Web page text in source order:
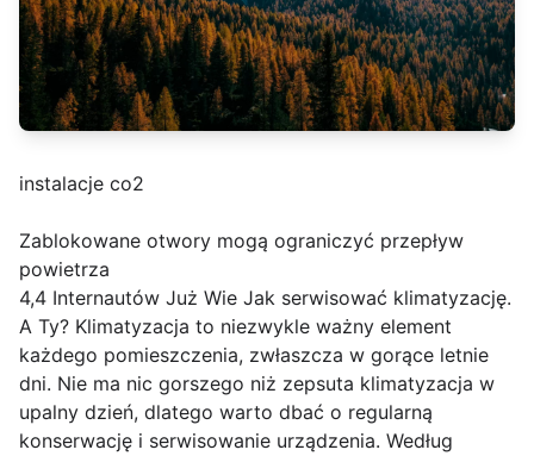
instalacje co2
Zablokowane otwory mogą ograniczyć przepływ
powietrza
4,4 Internautów Już Wie Jak serwisować klimatyzację.
A Ty? Klimatyzacja to niezwykle ważny element
każdego pomieszczenia, zwłaszcza w gorące letnie
dni. Nie ma nic gorszego niż zepsuta klimatyzacja w
upalny dzień, dlatego warto dbać o regularną
konserwację i serwisowanie urządzenia. Według